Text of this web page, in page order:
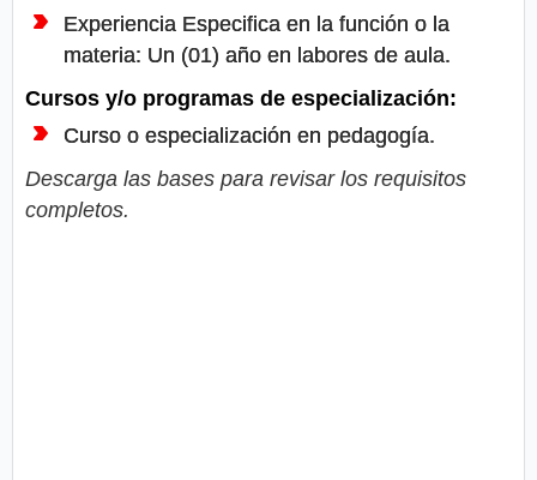
Experiencia Especifica en la función o la
materia: Un (01) año en labores de aula.
Cursos y/o programas de especialización:
Curso o especialización en pedagogía.
Descarga las bases para revisar los requisitos
completos.